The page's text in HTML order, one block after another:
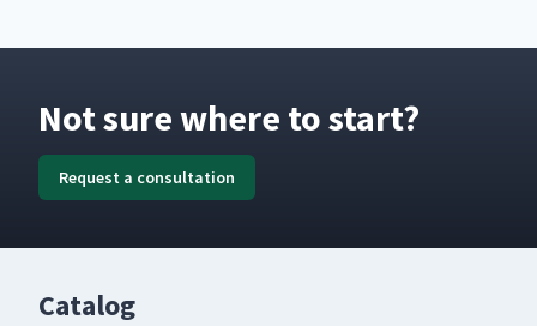
Not sure where to start?
Request a consultation
Catalog